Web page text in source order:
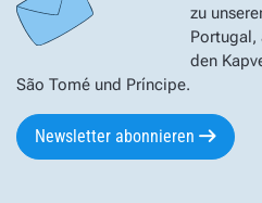
zu
Portugal,
den
São Tomé und Príncipe.
Newsletter abonnieren